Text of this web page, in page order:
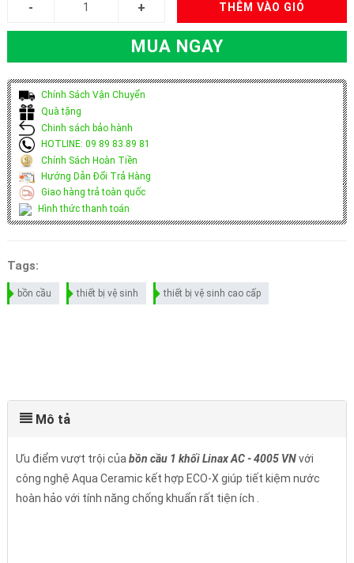
THÊM VÀO GIỎ
MUA NGAY
Chính Sách Vận Chuyển
Quà tặng
Chinh sách bảo hành
HOTLINE: 09 89 83 89 81
Chính Sách Hoàn Tiền
Hướng Dẫn Đổi Trả Hàng
Giao hàng trả toàn quốc
Hình thức thanh toán
Tags:
bồn cầu thiết bị vệ sinh thiết bị vệ sinh cao cấp
Mô tả
Ưu điểm vượt trội của bồn cầu 1 khối Linax AC - 4005 VNvới
công nghệ Aqua Ceramic kết hợp ECO-X giúp tiết kiệm nước
hoàn hảo với tính năng chống khuẩn rất tiện ích .